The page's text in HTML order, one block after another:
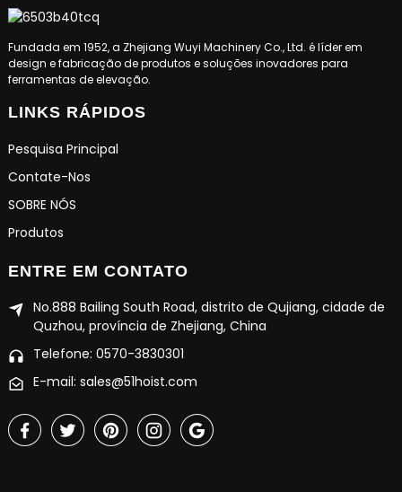
Fundada em 1952, a Zhejiang Wuyi Machinery Co., Ltd. é líder em
design e fabricação de produtos e soluções inovadores para
ferramentas de elevação.
LINKS RÁPIDOS
Pesquisa Principal
Contate-Nos
SOBRE NÓS
Produtos
ENTRE EM CONTATO
No.888 Bailing South Road, distrito de Qujiang, cidade de
Quzhou, província de Zhejiang, China
Telefone: 0570-3830301
E-mail: sales@51hoist.com